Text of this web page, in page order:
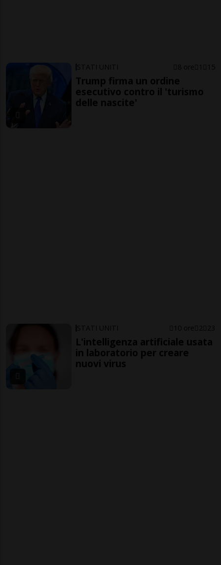
STATI UNITI 8 ore 1 15
Trump firma un ordine
esecutivo contro il 'turismo
delle nascite'
STATI UNITI 10 ore 2 23
L'intelligenza artificiale usata
in laboratorio per creare
nuovi virus